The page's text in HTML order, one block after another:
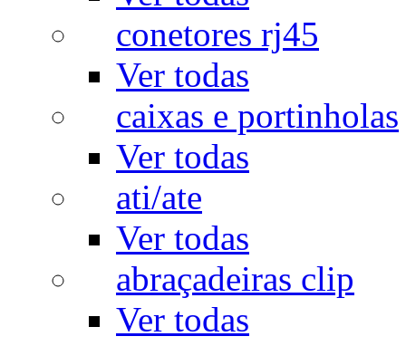
conetores rj45
Ver todas
caixas e portinholas
Ver todas
ati/ate
Ver todas
abraçadeiras clip
Ver todas